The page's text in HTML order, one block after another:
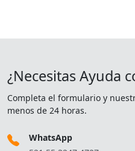
¿Necesitas Ayuda
Completa el formulario y
menos de 24 horas.
WhatsApp